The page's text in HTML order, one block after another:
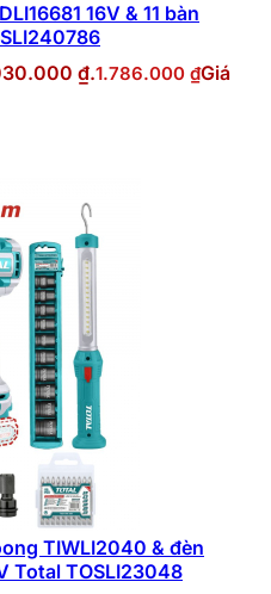
16V & 11 bàn
₫.1.786.000 ₫Giá
TIWLI2040 & đèn
Total TOSLI23048